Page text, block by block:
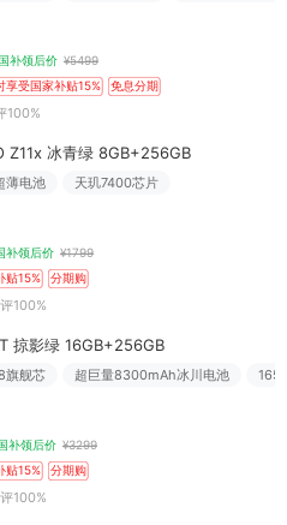
补领后价 ¥5499
享受国家补贴15% 免息分期
100%
Z11x 冰青绿 8GB+256GB
薄电池 天玑7400芯片
补领后价 ¥1799
贴15%
分期购
评100%
掠影绿 16GB+256GB
旗舰芯 超巨量8300mAh冰川电池
补领后价 ¥3299
贴15%
分期购
评100%